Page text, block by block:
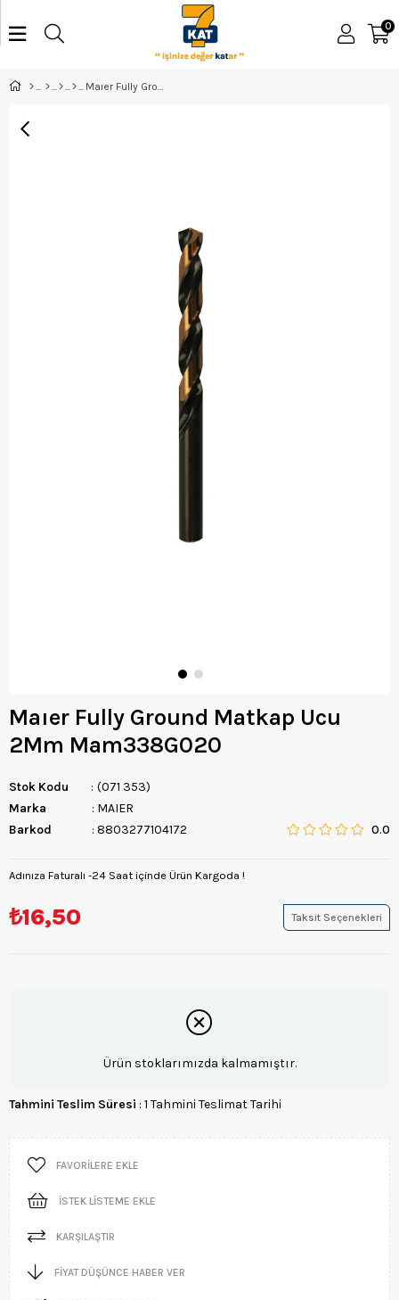
0
Maıer Fully Ground Matkap Ucu
2Mm Mam338G020
Stok Kodu
(071 353)
Marka
: MAIER
Barkod
: 8803277104172 0.0
Adınıza Faturalı -24 Saat içinde Ürün Kargoda !
₺16,50 Taksit Seçenekleri
Ürün stoklarımızda kalmamıştır.
Tahmini Teslim Süresi : 1 Tahmini Teslimat Tarihi
FAVORILERE EKLE
İSTEK LISTEME EKLE
KARŞILAŞTIR
FIYAT DÜŞÜNCE HABER VER